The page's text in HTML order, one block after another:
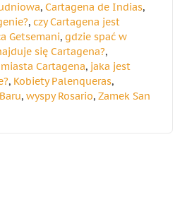
, Cartagena de Indias,
, czy Cartagena jest
Getsemani, gdzie spać w
się Cartagena?,
Cartagena, jaka jest
, Kobiety Palenqueras,
, wyspy Rosario, Zamek San